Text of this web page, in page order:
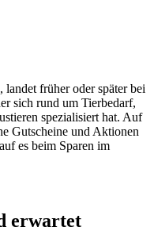
früher oder später bei
sich rund um Tierbedarf,
spezialisiert hat. Auf
Gutscheine und Aktionen
es beim Sparen im
erwartet